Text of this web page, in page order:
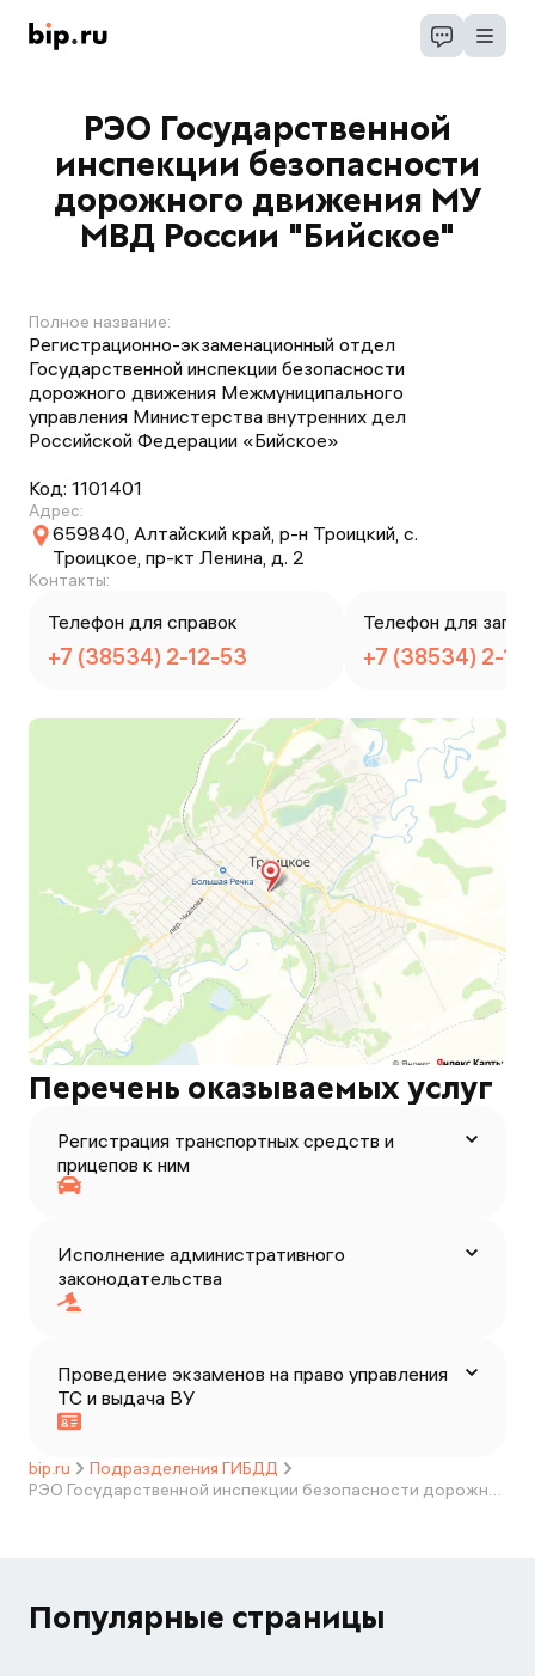
РЭО Государственной
инспекции безопасности
дорожного движения МУ
МВД России "Бийское"
Полное название:
Регистрационно-экзаменационный отдел
Государственной инспекции безопасности
дорожного движения Межмуниципального
управления Министерства внутренних дел
Российской Федерации «Бийское»
Код: 1101401
Адрес:
659840, Алтайский край, р-н Троицкий, с.
Троицкое, пр-кт Ленина, д. 2
Контакты:
Телефон для справок
+7 (38534) 2-12-53
Телефон для
+7 (38534) 2-
Перечень оказываемых услуг
Регистрация транспортных средств и
прицепов к ним
Исполнение административного
законодательства
Проведение экзаменов на право управления
ТС и выдача ВУ
bip.ru
Подразделения ГИБДД
РЭО Государственной инспекции безопасности дорожного движения МУ МВД России "Бийское"
Популярные страницы